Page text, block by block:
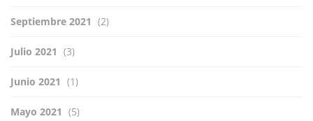
Septiembre 2021 (2)
Julio 2021 (3)
Junio 2021 (1)
Mayo 2021 (5)